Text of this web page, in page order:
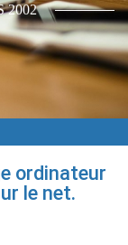
2002
ordinateur
le net.